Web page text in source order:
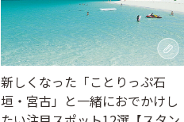
新しくなった「ことりっぷ石
垣・宮古」と一緒におでかけし